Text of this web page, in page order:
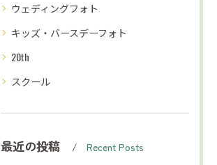
ウェディングフォト
キッズ・バースデーフォト
20th
スクール
最近の投稿 Recent Posts